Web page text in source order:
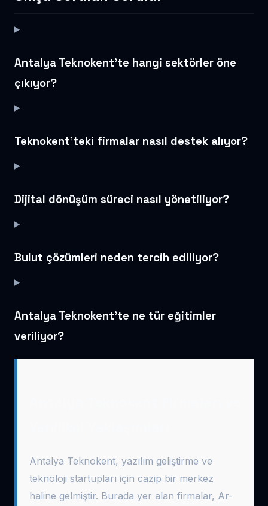
Antalya Teknokent’te hangi sektörler öne
çıkıyor?
Teknokent’teki firmalar nasıl destek alıyor?
Dijital dönüşüm süreci nasıl yönetiliyor?
Bulut çözümleri neden tercih ediliyor?
Antalya Teknokent’te ne tür eğitimler
veriliyor?
Antalya Teknokent, yazılım geliştirme ve
teknoloji startupları için cazip bir merkez
haline gelmiştir. Burada yer alan firmalar, Ar-